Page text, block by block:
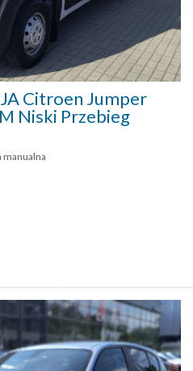
Citroen Jumper
Niski Przebieg
manualna